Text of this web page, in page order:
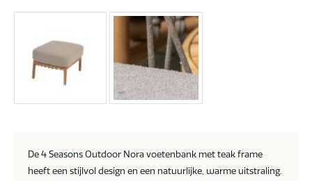
De 4 Seasons Outdoor Nora voetenbank met teak frame
heeft een stijlvol design en een natuurlijke, warme uitstraling.